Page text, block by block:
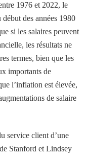
1976 et 2022, le
des années 1980
si les salaires peuvent
les résultats ne
termes, bien que les
importants de
l’inflation est élevée,
de salaire
service client d’une
Stanford et Lindsey